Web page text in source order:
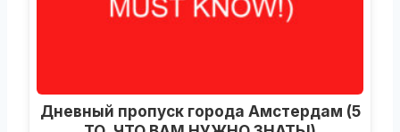
Дневный пропуск города Амстердам (5